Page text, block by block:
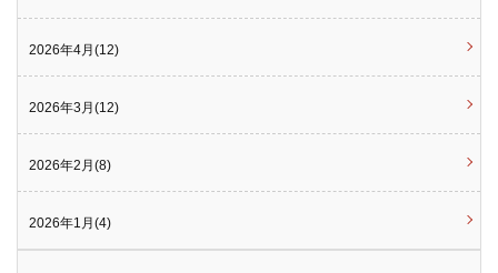
2026年4月(12)
2026年3月(12)
2026年2月(8)
2026年1月(4)